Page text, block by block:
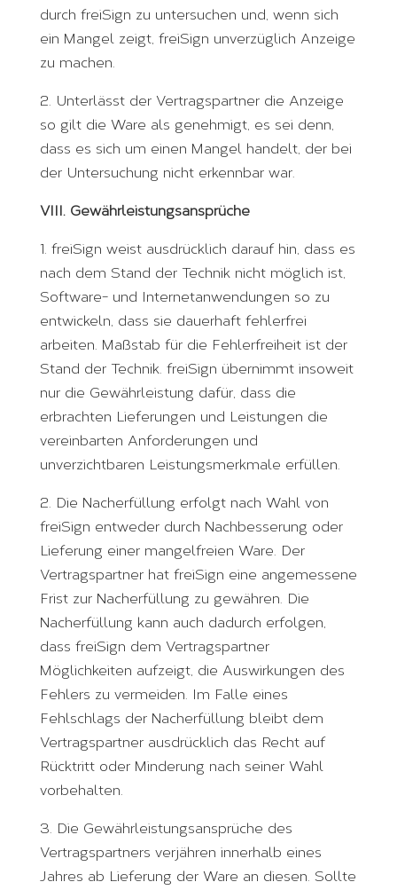
durch freiSign zu untersuchen und, wenn sich
ein Mangel zeigt, freiSign unverzüglich Anzeige
zu machen.
2. Unterlässt der Vertragspartner die Anzeige
so gilt die Ware als genehmigt, es sei denn,
dass es sich um einen Mangel handelt, der bei
der Untersuchung nicht erkennbar war.
VIII. Gewährleistungsansprüche
1. freiSign weist ausdrücklich darauf hin, dass es
nach dem Stand der Technik nicht möglich ist,
Software- und Internetanwendungen so zu
entwickeln, dass sie dauerhaft fehlerfrei
arbeiten. Maßstab für die Fehlerfreiheit ist der
Stand der Technik. freiSign übernimmt insoweit
nur die Gewährleistung dafür, dass die
erbrachten Lieferungen und Leistungen die
vereinbarten Anforderungen und
unverzichtbaren Leistungsmerkmale erfüllen.
2. Die Nacherfüllung erfolgt nach Wahl von
freiSign entweder durch Nachbesserung oder
Lieferung einer mangelfreien Ware. Der
Vertragspartner hat freiSign eine angemessene
Frist zur Nacherfüllung zu gewähren. Die
Nacherfüllung kann auch dadurch erfolgen,
dass freiSign dem Vertragspartner
Möglichkeiten aufzeigt, die Auswirkungen des
Fehlers zu vermeiden. Im Falle eines
Fehlschlags der Nacherfüllung bleibt dem
Vertragspartner ausdrücklich das Recht auf
Rücktritt oder Minderung nach seiner Wahl
vorbehalten.
3. Die Gewährleistungsansprüche des
Vertragspartners verjähren innerhalb eines
Jahres ab Lieferung der Ware an diesen. Sollte